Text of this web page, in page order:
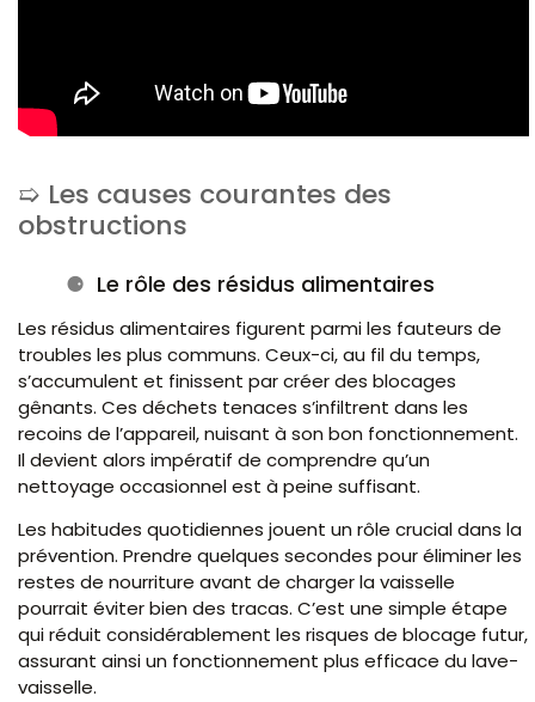
Les causes courantes des
obstructions
Le rôle des résidus alimentaires
Les résidus alimentaires figurent parmi les fauteurs de
troubles les plus communs. Ceux-ci, au fil du temps,
s’accumulent et finissent par créer des blocages
gênants. Ces déchets tenaces s’infiltrent dans les
recoins de l’appareil, nuisant à son bon fonctionnement.
Il devient alors impératif de comprendre qu’un
nettoyage occasionnel est à peine suffisant.
Les habitudes quotidiennes jouent un rôle crucial dans la
prévention. Prendre quelques secondes pour éliminer les
restes de nourriture avant de charger la vaisselle
pourrait éviter bien des tracas. C’est une simple étape
qui réduit considérablement les risques de blocage futur,
assurant ainsi un fonctionnement plus efficace du lave-
vaisselle.